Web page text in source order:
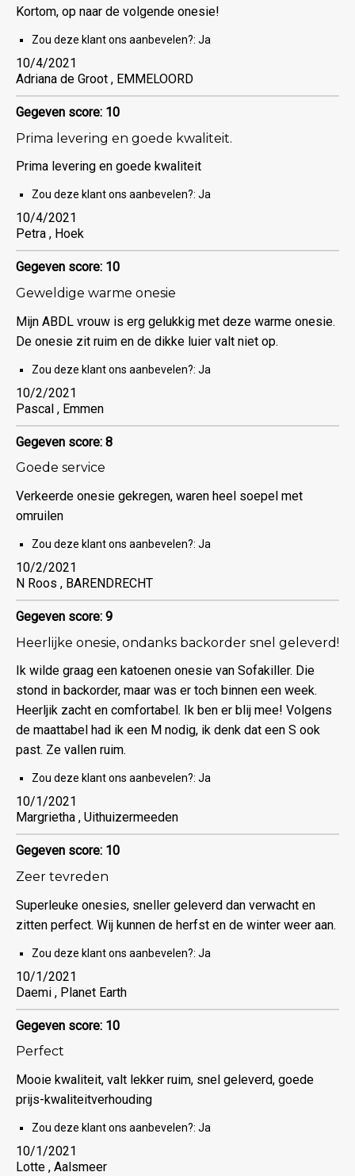
Kortom, op naar de volgende onesie!
Zou deze klant ons aanbevelen?: Ja
10/4/2021
Adriana de Groot , EMMELOORD
Gegeven score: 10
Prima levering en goede kwaliteit.
Prima levering en goede kwaliteit
Zou deze klant ons aanbevelen?: Ja
10/4/2021
Petra , Hoek
Gegeven score: 10
Geweldige warme onesie
Mijn ABDL vrouw is erg gelukkig met deze warme onesie.
De onesie zit ruim en de dikke luier valt niet op.
Zou deze klant ons aanbevelen?: Ja
10/2/2021
Pascal , Emmen
Gegeven score: 8
Goede service
Verkeerde onesie gekregen, waren heel soepel met
omruilen
Zou deze klant ons aanbevelen?: Ja
10/2/2021
N Roos , BARENDRECHT
Gegeven score: 9
Heerlijke onesie, ondanks backorder snel geleverd!
Ik wilde graag een katoenen onesie van Sofakiller. Die
stond in backorder, maar was er toch binnen een week.
Heerljik zacht en comfortabel. Ik ben er blij mee! Volgens
de maattabel had ik een M nodig, ik denk dat een S ook
past. Ze vallen ruim.
Zou deze klant ons aanbevelen?: Ja
10/1/2021
Margrietha , Uithuizermeeden
Gegeven score: 10
Zeer tevreden
Superleuke onesies, sneller geleverd dan verwacht en
zitten perfect. Wij kunnen de herfst en de winter weer aan.
Zou deze klant ons aanbevelen?: Ja
10/1/2021
Daemi , Planet Earth
Gegeven score: 10
Perfect
Mooie kwaliteit, valt lekker ruim, snel geleverd, goede
prijs-kwaliteitverhouding
Zou deze klant ons aanbevelen?: Ja
10/1/2021
Lotte , Aalsmeer